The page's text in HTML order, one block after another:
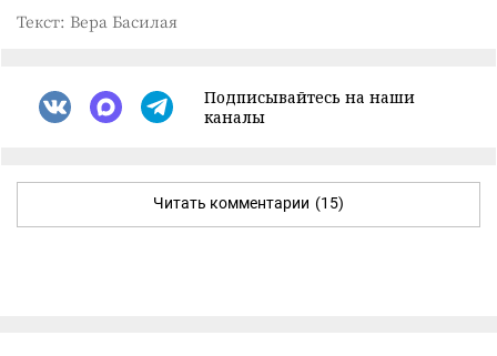
Текст: Вера Басилая
Подписывайтесь на наши
каналы
Читать комментарии (15)